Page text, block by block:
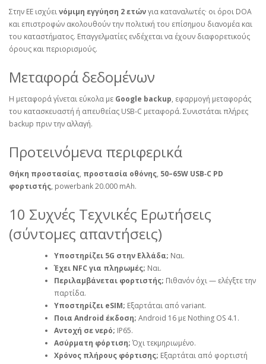
Στην ΕΕ ισχύεινόμιμη εγγύηση 2 ετώνγια καταναλωτές· οι όροι DOA
και επιστροφών ακολουθούν την πολιτική του επίσημου διανομέα και
του καταστήματος. Επαγγελματίες ενδέχεται να έχουν διαφορετικούς
όρους και περιορισμούς.
Μεταφορά δεδομένων
Η μεταφορά γίνεται εύκολα με Google backup, εφαρμογή μεταφοράς
του κατασκευαστή ή απευθείας USB‑C μεταφορά. Συνιστάται πλήρες
backup πριν την αλλαγή.
Προτεινόμενα περιφερικά
Θήκη προστασίας, προστασία οθόνης, 50–65W USB‑C PD
φορτιστής, powerbank 20.000 mAh.
10 Συχνές Τεχνικές Ερωτήσεις
(σύντομες απαντήσεις)
Υποστηρίζει 5G στην Ελλάδα; Ναι.
Έχει NFC για πληρωμές; Ναι.
Περιλαμβάνεται φορτιστής; Πιθανόν όχι — ελέγξτε την
παρτίδα.
Υποστηρίζει eSIM; Εξαρτάται από variant.
Ποια Android έκδοση; Android 16 με Nothing OS 4.1.
Αντοχή σε νερό; IP65.
Ασύρματη φόρτιση;Όχι τεκμηριωμένο.
Χρόνος πλήρους φόρτισης; Εξαρτάται από φορτιστή